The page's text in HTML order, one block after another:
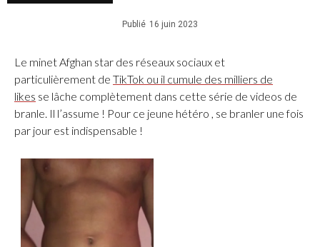
Publié 16 juin 2023
Le minet Afghan star des réseaux sociaux et
particulièrement de TikTok ou il cumule des milliers de
likes se lâche complètement dans cette série de videos de
branle. Il l’assume ! Pour ce jeune hétéro , se branler une fois
par jour est indispensable !